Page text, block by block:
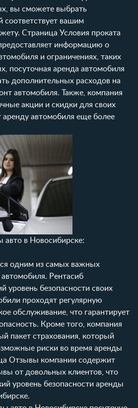
вы сможете выбрать
соответствует вашим
Страница Условия проката
информацию о
и ограничениях, таких
посуточная аренда автомобиля
дополнительных расходов на
автомобиля. Также, компания
акции и скидки для своих
аренду автомобиля еще более
авто в Новосибирске:
одним из самых важных
Рентасиб
уровень безопасности своих
проходят регулярную
обслуживание, что гарантирует
Кроме того, компания
пакет страхования, который
риски во время аренды
Отзывы компании содержит
от довольных клиентов, что
уровень безопасности аренды